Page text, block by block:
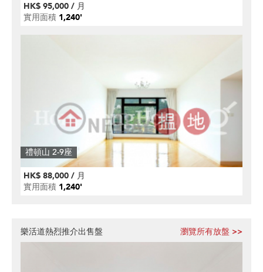
HK$ 95,000 / 月
實用面積 1,240'
禮頓山 2-9座
HK$ 88,000 / 月
實用面積 1,240'
樂活道熱烈推介出售盤 瀏覽所有放盤 >>